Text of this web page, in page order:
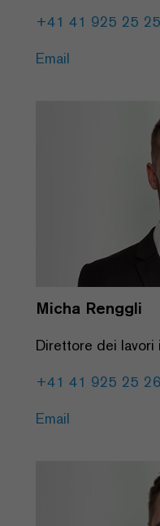
+41 41 925 25 25
Email
Micha Renggli
Direttore dei lavori
+41 41 925 25 26
Email